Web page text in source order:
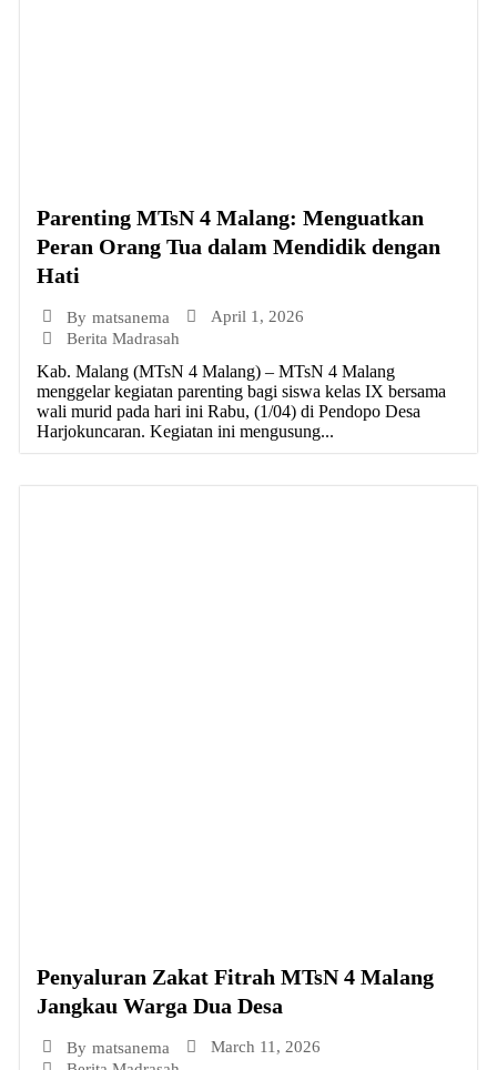
Parenting MTsN 4 Malang: Menguatkan
Peran Orang Tua dalam Mendidik dengan
Hati
By matsanema
April 1, 2026
Berita Madrasah
Kab. Malang (MTsN 4 Malang) – MTsN 4 Malang
menggelar kegiatan parenting bagi siswa kelas IX bersama
wali murid pada hari ini Rabu, (1/04) di Pendopo Desa
Harjokuncaran. Kegiatan ini mengusung...
Penyaluran Zakat Fitrah MTsN 4 Malang
Jangkau Warga Dua Desa
By matsanema
March 11, 2026